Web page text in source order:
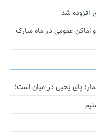
اماکن عمومی در ماه مبارک
پای یحیی در میان است!